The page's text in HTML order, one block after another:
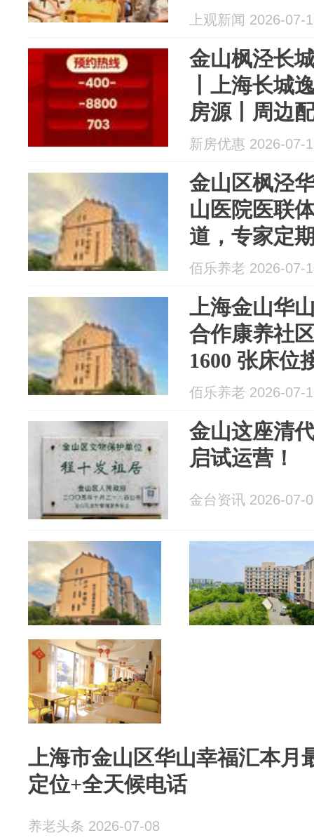
上观新闻 2026-07-
金山枫泾长
丨上海长城
房源丨周边
逸府2026官
新房优惠 2026-07-
金山区枫泾
山医院医联
道，专家定
佰乐养老 2026-07-
上海金山华
合作康养社
1600 张床位
长者
佰乐养老 2026-07-
金山这座清
启试运营！
金台资讯 2026-07-
上海市金山区华山幸福汇本月
定位+全天候电话
养老头条 2026-07-08